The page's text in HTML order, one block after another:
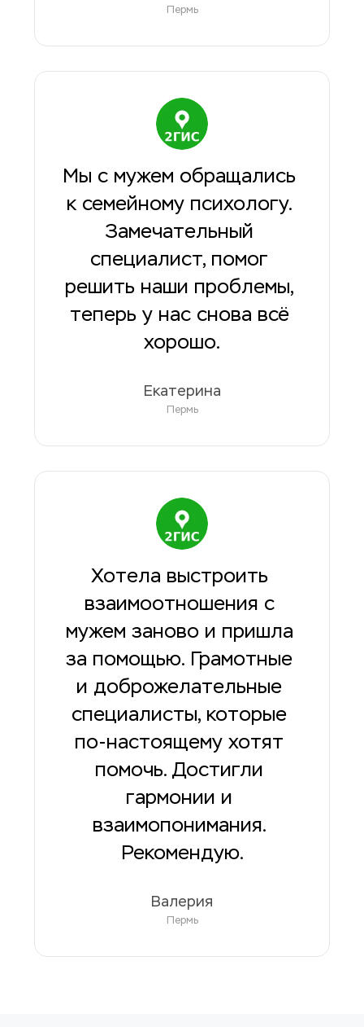
Пермь
Мы с мужем обращались
к семейному психологу.
Замечательный
специалист, помог
решить наши проблемы,
теперь у нас снова всё
хорошо.
Екатерина
Пермь
Хотела выстроить
взаимоотношения с
мужем заново и пришла
за помощью. Грамотные
и доброжелательные
специалисты, которые
по-настоящему хотят
помочь. Достигли
гармонии и
взаимопонимания.
Рекомендую.
Валерия
Пермь